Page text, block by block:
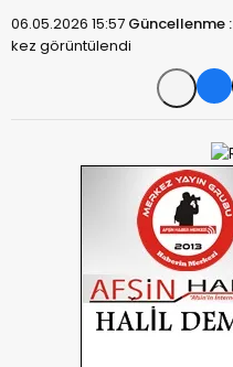
06.05.2026 15:57 Güncellenme :
kez görüntülendi